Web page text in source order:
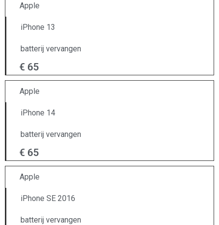
Apple
iPhone 13
batterij vervangen
€ 65
Apple
iPhone 14
batterij vervangen
€ 65
Apple
iPhone SE 2016
batterij vervangen